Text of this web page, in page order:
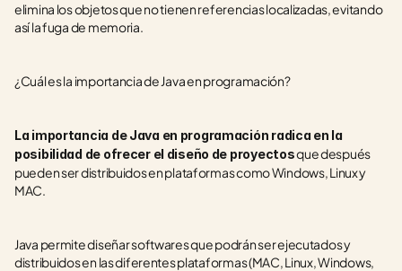
elimina los objetos que no tienen referencias localizadas, evitando
así la fuga de memoria.
¿Cuál es la importancia de Java en programación?
La importancia de Java en programación radica en la
posibilidad de ofrecer el diseño de proyectos que después
pueden ser distribuidos en plataformas como Windows, Linux y
MAC.
Java permite diseñar softwares que podrán ser ejecutados y
distribuidos en las diferentes plataformas (MAC, Linux, Windows,